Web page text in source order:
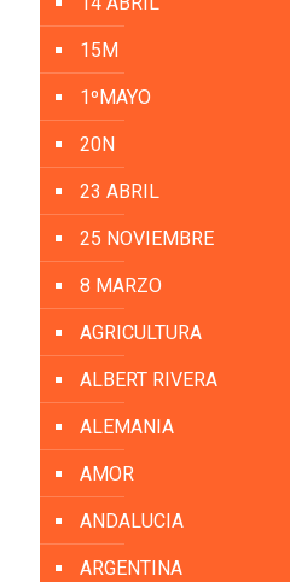
15M
1ºMAYO
20N
23 ABRIL
25 NOVIEMBRE
8 MARZO
AGRICULTURA
ALBERT RIVERA
ALEMANIA
AMOR
ANDALUCIA
ARGENTINA